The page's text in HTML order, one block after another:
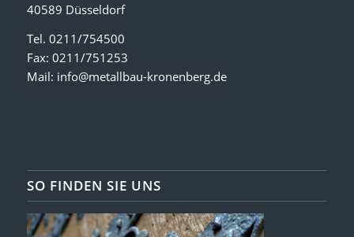
40589 Düsseldorf
Tel. 0211/754500
Fax: 0211/751253
Mail: info@metallbau-kronenberg.de
SO FINDEN SIE UNS